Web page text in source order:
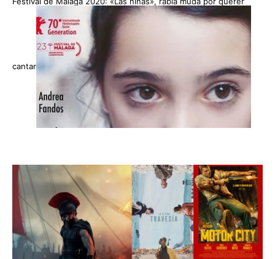
cantar